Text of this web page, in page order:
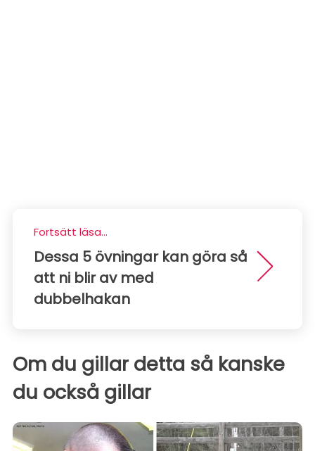
Fortsätt läsa...
Dessa 5 övningar kan göra så
att ni blir av med
dubbelhakan
Om du gillar detta så kanske
du också gillar